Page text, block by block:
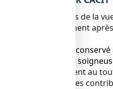
ce médicament hors de la
pas ce médicament
doit être
doit être refermé
aucun médicament au
plus. Ces mesures